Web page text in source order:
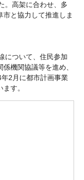
。高架に合わせ、多
市と協力して推進しま
について、住民参加
機関協議等を進め、
2月に都市計画事業
す。